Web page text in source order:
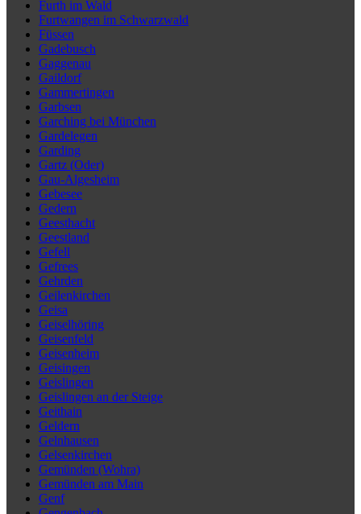
Furth im Wald
Furtwangen im Schwarzwald
Füssen
Gadebusch
Gaggenau
Gaildorf
Gammertingen
Garbsen
Garching bei München
Gardelegen
Garding
Gartz (Oder)
Gau-Algesheim
Gebesee
Gedern
Geesthacht
Geestland
Gefell
Gefrees
Gehrden
Geilenkirchen
Geisa
Geiselhöring
Geisenfeld
Geisenheim
Geisingen
Geislingen
Geislingen an der Steige
Geithain
Geldern
Gelnhausen
Gelsenkirchen
Gemünden (Wohra)
Gemünden am Main
Genf